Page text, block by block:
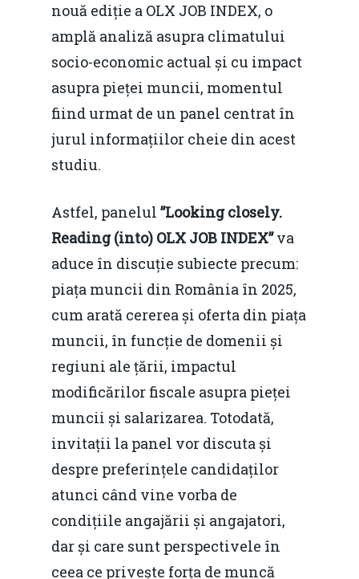
nouă ediție a OLX JOB INDEX, o
amplă analiză asupra climatului
socio-economic actual și cu impact
asupra pieței muncii, momentul
fiind urmat de un panel centrat în
jurul informațiilor cheie din acest
studiu.
Astfel, panelul ”Looking closely.
Reading (into) OLX JOB INDEX”va
aduce în discuție subiecte precum:
piața muncii din România în 2025,
cum arată cererea și oferta din piața
muncii, în funcție de domenii și
regiuni ale țării, impactul
modificărilor fiscale asupra pieței
muncii și salarizarea. Totodată,
invitații la panel vor discuta și
despre preferințele candidaților
atunci când vine vorba de
condițiile angajării și angajatori,
dar și care sunt perspectivele în
ceea ce privește forța de muncă